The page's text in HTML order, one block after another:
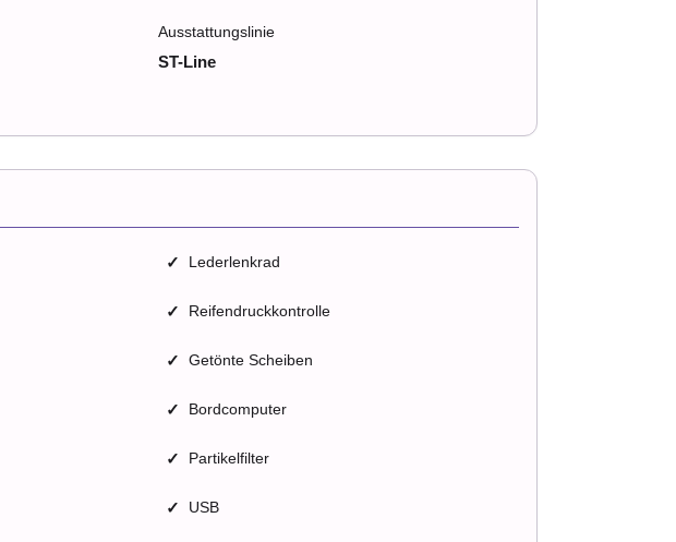
Ausstattungslinie
ST-Line
✓ Lederlenkrad
✓ Reifendruckkontrolle
✓ Getönte Scheiben
✓ Bordcomputer
✓ Partikelfilter
✓ USB